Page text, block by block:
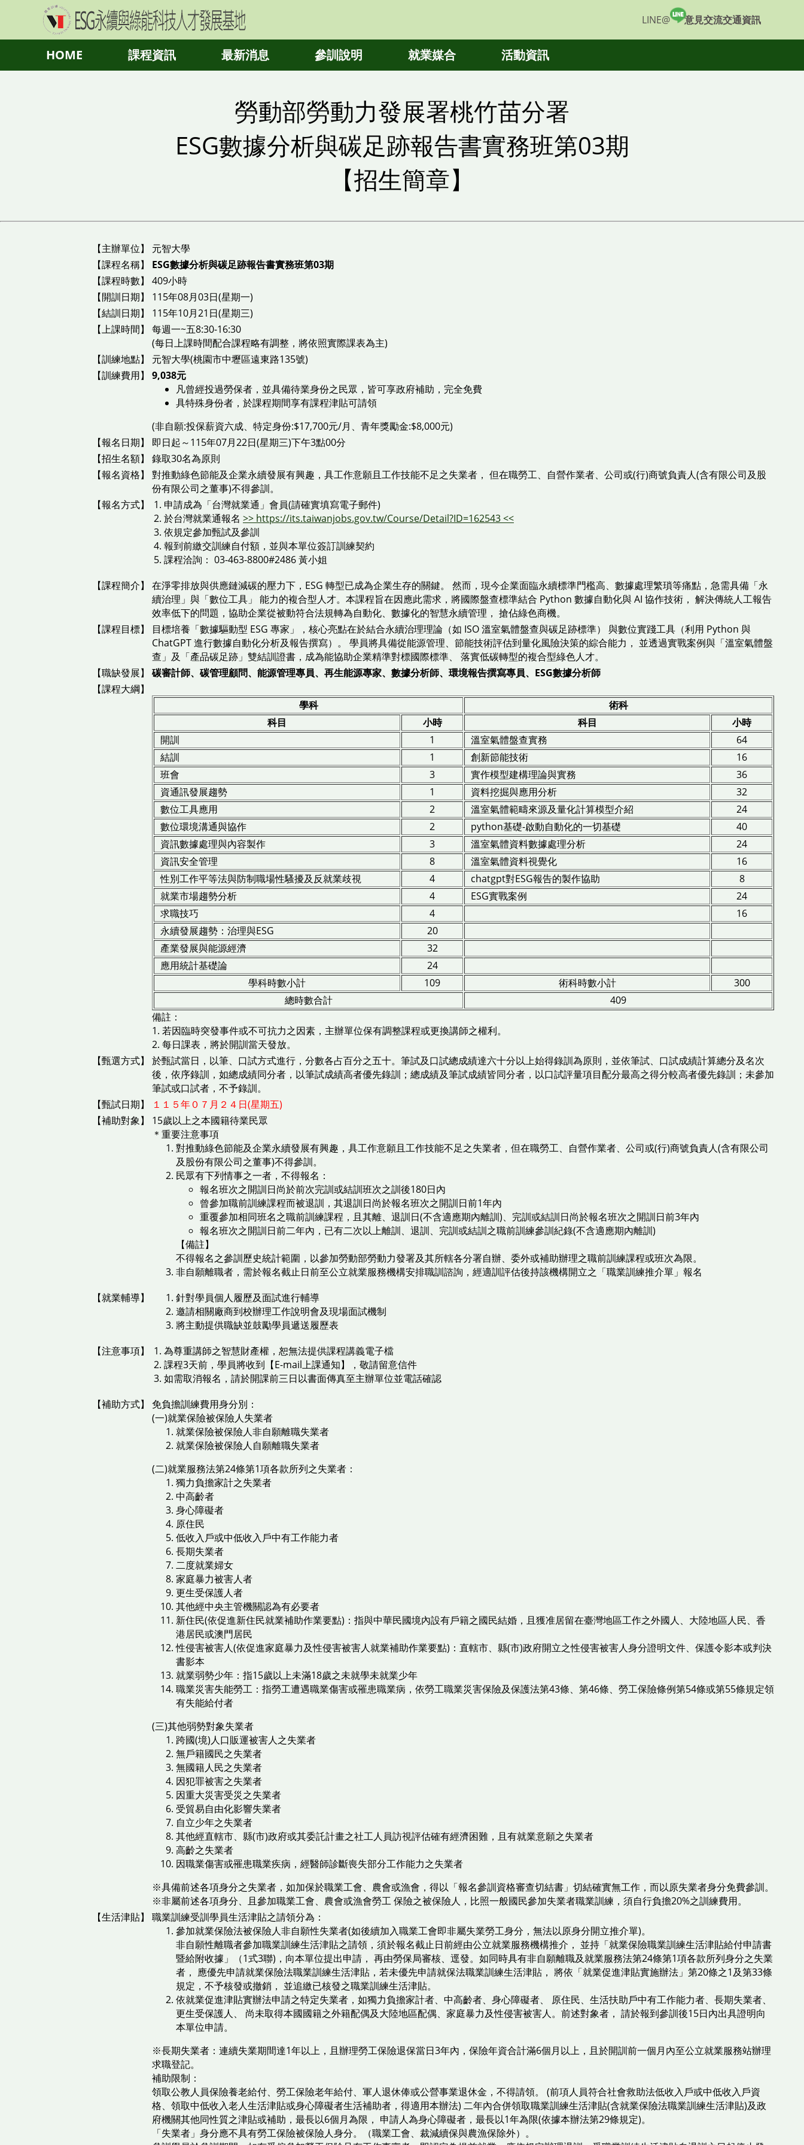
LINE@ 意見交流交通資訊
HOME 課程資訊 最新消息 參訓說明 就業媒合 活動資訊
勞動部勞動力發展署桃竹苗分署
ESG數據分析與碳足跡報告書實務班第03期
【招生簡章】
【主辦單位】
元智大學
【課程名稱】
ESG數據分析與碳足跡報告書實務班第03期
【課程時數】
409小時
【開訓日期】
115年08月03日(星期一)
【結訓日期】
115年10月21日(星期三)
【上課時間】
每週一~五8:30-16:30
(每日上課時間配合課程略有調整，將依照實際課表為主)
【訓練地點】
元智大學(桃園市中壢區遠東路135號)
【訓練費用】
9,038元
凡曾經投過勞保者，並具備待業身份之民眾，皆可享政府補助，完全免費
具特殊身份者，於課程期間享有課程津貼可請領
(非自願:投保薪資六成、特定身份:$17,700元/月、青年獎勵金:$8,000元)
【報名日期】
即日起～115年07月22日(星期三)下午3點00分
【招生名額】
錄取30名為原則
【報名資格】
對推動綠色節能及企業永續發展有興趣，具工作意願且工作技能不足之失業者， 但在職勞工、自營作業者、公司或(行)商號負責人(含有限公司及股
份有限公司之董事)不得參訓。
【報名方式】
申請成為「台灣就業通」會員(請確實填寫電子郵件)
於台灣就業通報名 >> https://its.taiwanjobs.gov.tw/Course/Detail?ID=162543 <<
依規定參加甄試及參訓
報到前繳交訓練自付額，並與本單位簽訂訓練契約
課程洽詢： 03-463-8800#2486 黃小姐
【課程簡介】
在淨零排放與供應鏈減碳的壓力下，ESG 轉型已成為企業生存的關鍵。 然而，現今企業面臨永續標準門檻高、數據處理繁瑣等痛點，急需具備「永
續治理」與「數位工具」 能力的複合型人才。本課程旨在因應此需求，將國際盤查標準結合 Python 數據自動化與 AI 協作技術， 解決傳統人工報告
效率低下的問題，協助企業從被動符合法規轉為自動化、數據化的智慧永續管理， 搶佔綠色商機。
【課程目標】
目標培養「數據驅動型 ESG 專家」，核心亮點在於結合永續治理理論（如 ISO 溫室氣體盤查與碳足跡標準） 與數位實踐工具（利用 Python 與
ChatGPT 進行數據自動化分析及報告撰寫）。 學員將具備從能源管理、節能技術評估到量化風險決策的綜合能力， 並透過實戰案例與「溫室氣體盤
查」及「產品碳足跡」雙結訓證書，成為能協助企業精準對標國際標準、 落實低碳轉型的複合型綠色人才。
【職缺發展】
碳審計師、碳管理顧問、能源管理專員、再生能源專家、數據分析師、環境報告撰寫專員、ESG數據分析師
【課程大綱】
學科
術科
科目
小時 科目
小時
開訓
1 溫室氣體盤查實務
64
結訓
1 創新節能技術
16
班會
3 實作模型建構理論與實務
36
資通訊發展趨勢
1 資料挖掘與應用分析
32
數位工具應用
2 溫室氣體範疇來源及量化計算模型介紹
24
數位環境溝通與協作
2 python基礎-啟動自動化的一切基礎
40
資訊數據處理與內容製作
3 溫室氣體資料數據處理分析
24
資訊安全管理
8 溫室氣體資料視覺化
16
性別工作平等法與防制職場性騷擾及反就業歧視
4 chatgpt對ESG報告的製作協助
8
就業市場趨勢分析
4 ESG實戰案例
24
求職技巧
4
16
永續發展趨勢：治理與ESG
20
產業發展與能源經濟
32
應用統計基礎論
24
學科時數小計
109 術科時數小計
300
總時數合計
409
備註：
1. 若因臨時突發事件或不可抗力之因素，主辦單位保有調整課程或更換講師之權利。
2. 每日課表，將於開訓當天發放。
【甄選方式】
於甄試當日，以筆、口試方式進行，分數各占百分之五十。筆試及口試總成績達六十分以上始得錄訓為原則，並依筆試、口試成績計算總分及名次
後，依序錄訓，如總成績同分者，以筆試成績高者優先錄訓；總成績及筆試成績皆同分者，以口試評量項目配分最高之得分較高者優先錄訓；未參加
筆試或口試者，不予錄訓。
【甄試日期】
１１５年０７月２４日(星期五)
【補助對象】
15歲以上之本國籍待業民眾
＊重要注意事項
對推動綠色節能及企業永續發展有興趣，具工作意願且工作技能不足之失業者，但在職勞工、自營作業者、公司或(行)商號負責人(含有限公司
及股份有限公司之董事)不得參訓。
民眾有下列情事之一者，不得報名：
報名班次之開訓日尚於前次完訓或結訓班次之訓後180日內
曾參加職前訓練課程而被退訓，其退訓日尚於報名班次之開訓日前1年內
重覆參加相同班名之職前訓練課程，且其離、退訓日(不含適應期內離訓)、完訓或結訓日尚於報名班次之開訓日前3年內
報名班次之開訓日前二年內，已有二次以上離訓、退訓、完訓或結訓之職前訓練參訓紀錄(不含適應期內離訓)
【備註】
不得報名之參訓歷史統計範圍，以參加勞動部勞動力發署及其所轄各分署自辦、委外或補助辦理之職前訓練課程或班次為限。
非自願離職者，需於報名截止日前至公立就業服務機構安排職訓諮詢，經適訓評估後持該機構開立之「職業訓練推介單」報名
【就業輔導】
針對學員個人履歷及面試進行輔導
邀請相關廠商到校辦理工作說明會及現場面試機制
將主動提供職缺並鼓勵學員遞送履歷表
【注意事項】
為尊重講師之智慧財產權，恕無法提供課程講義電子檔
課程3天前，學員將收到【E-mail上課通知】，敬請留意信件
如需取消報名，請於開課前三日以書面傳真至主辦單位並電話確認
【補助方式】
免負擔訓練費用身分別：
(一)就業保險被保險人失業者
就業保險被保險人非自願離職失業者
就業保險被保險人自願離職失業者
(二)就業服務法第24條第1項各款所列之失業者：
獨力負擔家計之失業者
中高齡者
身心障礙者
原住民
低收入戶或中低收入戶中有工作能力者
長期失業者
二度就業婦女
家庭暴力被害人者
更生受保護人者
其他經中央主管機關認為有必要者
新住民(依促進新住民就業補助作業要點)：指與中華民國境內設有戶籍之國民結婚，且獲准居留在臺灣地區工作之外國人、大陸地區人民、香
港居民或澳門居民
性侵害被害人(依促進家庭暴力及性侵害被害人就業補助作業要點)：直轄市、縣(市)政府開立之性侵害被害人身分證明文件、保護令影本或判決
書影本
就業弱勢少年：指15歲以上未滿18歲之未就學未就業少年
職業災害失能勞工：指勞工遭遇職業傷害或罹患職業病，依勞工職業災害保險及保護法第43條、第46條、勞工保險條例第54條或第55條規定領
有失能給付者
(三)其他弱勢對象失業者
跨國(境)人口販運被害人之失業者
無戶籍國民之失業者
無國籍人民之失業者
因犯罪被害之失業者
因重大災害受災之失業者
受貿易自由化影響失業者
自立少年之失業者
其他經直轄市、縣(市)政府或其委託計畫之社工人員訪視評估確有經濟困難，且有就業意願之失業者
高齡之失業者
因職業傷害或罹患職業疾病，經醫師診斷喪失部分工作能力之失業者
※具備前述各項身分之失業者，如加保於職業工會、農會或漁會，得以「報名參訓資格審查切結書」切結確實無工作，而以原失業者身分免費參訓。
※非屬前述各項身分、且參加職業工會、農會或漁會勞工 保險之被保險人，比照一般國民參加失業者職業訓練，須自行負擔20%之訓練費用。
【生活津貼】
職業訓練受訓學員生活津貼之請領分為：
參加就業保險法被保險人非自願性失業者(如後續加入職業工會即非屬失業勞工身分，無法以原身分開立推介單)。
非自願性離職者參加職業訓練生活津貼之請領，須於報名截止日前經由公立就業服務機構推介， 並持「就業保險職業訓練生活津貼給付申請書
暨給附收據」（1式3聯)，向本單位提出申請， 再由勞保局審核、逕發。如同時具有非自願離職及就業服務法第24條第1項各款所列身分之失業
者， 應優先申請就業保險法職業訓練生活津貼，若未優先申請就保法職業訓練生活津貼， 將依「就業促進津貼實施辦法」第20條之1及第33條
規定，不予核發或撤銷， 並追繳已核發之職業訓練生活津貼。
依就業促進津貼實辦法申請之特定失業者，如獨力負擔家計者、中高齡者、身心障礙者、 原住民、生活扶助戶中有工作能力者、長期失業者、
更生受保護人、 尚未取得本國國籍之外籍配偶及大陸地區配偶、家庭暴力及性侵害被害人。前述對象者， 請於報到參訓後15日內出具證明向
本單位申請。
※長期失業者：連續失業期間達1年以上，且辦理勞工保險退保當日3年內，保險年資合計滿6個月以上，且於開訓前一個月內至公立就業服務站辦理
求職登記。
補助限制：
領取公教人員保險養老給付、勞工保險老年給付、軍人退休俸或公營事業退休金，不得請領。 (前項人員符合社會救助法低收入戶或中低收入戶資
格、領取中低收入老人生活津貼或身心障礙者生活補助者，得適用本辦法) 二年內合併領取職業訓練生活津貼(含就業保險法職業訓練生活津貼)及政
府機關其他同性質之津貼或補助，最長以6個月為限， 申請人為身心障礙者，最長以1年為限(依據本辦法第29條規定)。
「失業者」身分應不具有勞工保險被保險人身分。（職業工會、裁減續保與農漁保除外）。